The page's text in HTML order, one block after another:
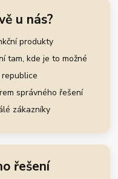
u nás?
produkty
tam, kde je to možné
republice
správného řešení
zákazníky
řešení